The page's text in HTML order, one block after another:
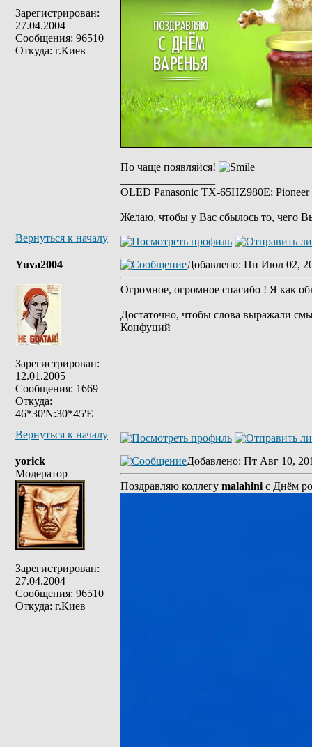
Зарегистрирован:
27.04.2004
Сообщения: 96510
Откуда: г.Киев
По чаще появляйся!
OLED Panasonic TX-65HZ980E;
Желаю, чтобы у Вас сбылось то, чего
Вернуться к началу
Yuva2004
Зарегистрирован:
12.01.2005
Сообщения: 1669
Откуда:
46*30'N:30*45'E
Добавлено: Пн Июл 02,
Огромное, огромное спасибо ! Я как
Достаточно, чтобы слова выражали
Конфуций
Вернуться к началу
yorick
Модератор
Зарегистрирован:
27.04.2004
Сообщения: 96510
Откуда: г.Киев
Добавлено: Пт Авг 10,
Поздравляю коллегу malahini с Днём